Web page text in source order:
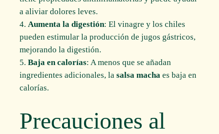
a aliviar dolores leves.
Aumenta la digestión: El vinagre y los chiles
pueden estimular la producción de jugos gástricos,
mejorando la digestión.
Baja en calorías: A menos que se añadan
ingredientes adicionales, lasalsa macha es baja en
calorías.
Precauciones al